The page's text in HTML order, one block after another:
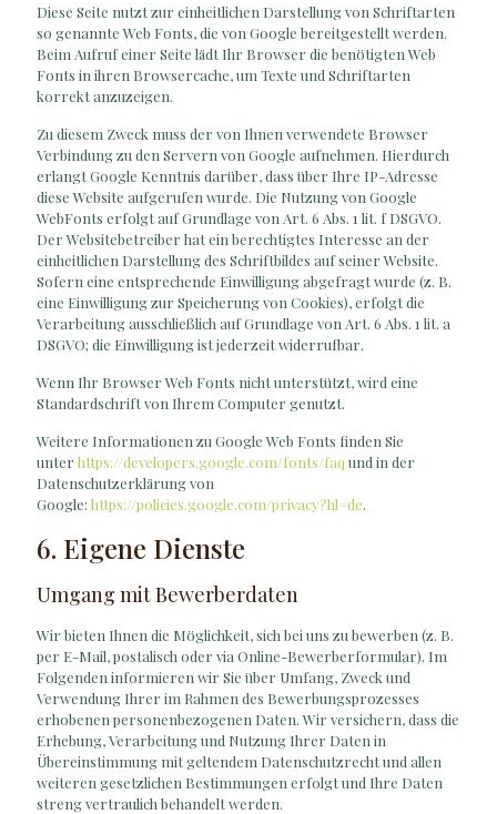
Diese Seite nutzt zur einheitlichen Darstellung von Schriftarten
so genannte Web Fonts, die von Google bereitgestellt werden.
Beim Aufruf einer Seite lädt Ihr Browser die benötigten Web
Fonts in ihren Browsercache, um Texte und Schriftarten
korrekt anzuzeigen.
Zu diesem Zweck muss der von Ihnen verwendete Browser
Verbindung zu den Servern von Google aufnehmen. Hierdurch
erlangt Google Kenntnis darüber, dass über Ihre IP-Adresse
diese Website aufgerufen wurde. Die Nutzung von Google
WebFonts erfolgt auf Grundlage von Art. 6 Abs. 1 lit. f DSGVO.
Der Websitebetreiber hat ein berechtigtes Interesse an der
einheitlichen Darstellung des Schriftbildes auf seiner Website.
Sofern eine entsprechende Einwilligung abgefragt wurde (z. B.
eine Einwilligung zur Speicherung von Cookies), erfolgt die
Verarbeitung ausschließlich auf Grundlage von Art. 6 Abs. 1 lit. a
DSGVO; die Einwilligung ist jederzeit widerrufbar.
Wenn Ihr Browser Web Fonts nicht unterstützt, wird eine
Standardschrift von Ihrem Computer genutzt.
Weitere Informationen zu Google Web Fonts finden Sie
unter https://developers.google.com/fonts/faq und in der
Datenschutzerklärung von
Google: https://policies.google.com/privacy?hl=de.
6. Eigene Dienste
Umgang mit Bewerberdaten
Wir bieten Ihnen die Möglichkeit, sich bei uns zu bewerben (z. B.
per E-Mail, postalisch oder via Online-Bewerberformular). Im
Folgenden informieren wir Sie über Umfang, Zweck und
Verwendung Ihrer im Rahmen des Bewerbungsprozesses
erhobenen personenbezogenen Daten. Wir versichern, dass die
Erhebung, Verarbeitung und Nutzung Ihrer Daten in
Übereinstimmung mit geltendem Datenschutzrecht und allen
weiteren gesetzlichen Bestimmungen erfolgt und Ihre Daten
streng vertraulich behandelt werden.